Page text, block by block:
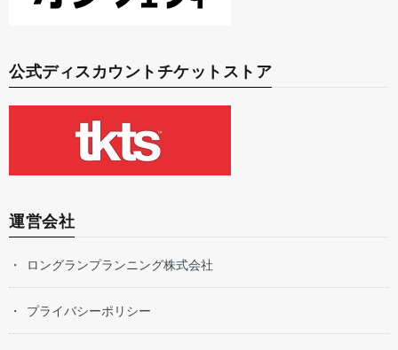
公式ディスカウントチケットストア
運営会社
ロングランプランニング株式会社
プライバシーポリシー